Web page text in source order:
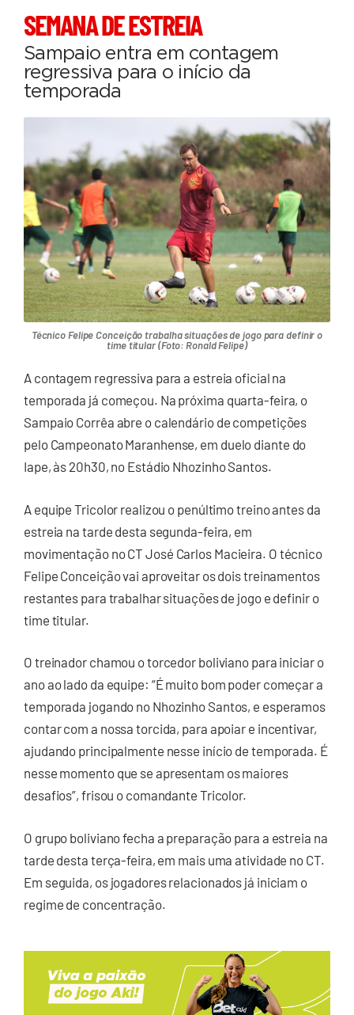
SEMANA DE ESTREIA
Sampaio entra em contagem
regressiva para o início da
temporada
Técnico Felipe Conceição trabalha situações de jogo para definir o
time titular (Foto: Ronald Felipe)
A contagem regressiva para a estreia oficial na
temporada já começou. Na próxima quarta-feira, o
Sampaio Corrêa abre o calendário de competições
pelo Campeonato Maranhense, em duelo diante do
Iape, às 20h30, no Estádio Nhozinho Santos.
A equipe Tricolor realizou o penúltimo treino antes da
estreia na tarde desta segunda-feira, em
movimentação no CT José Carlos Macieira. O técnico
Felipe Conceição vai aproveitar os dois treinamentos
restantes para trabalhar situações de jogo e definir o
time titular.
O treinador chamou o torcedor boliviano para iniciar o
ano ao lado da equipe: “É muito bom poder começar a
temporada jogando no Nhozinho Santos, e esperamos
contar com a nossa torcida, para apoiar e incentivar,
ajudando principalmente nesse início de temporada. É
nesse momento que se apresentam os maiores
desafios”, frisou o comandante Tricolor.
O grupo boliviano fecha a preparação para a estreia na
tarde desta terça-feira, em mais uma atividade no CT.
Em seguida, os jogadores relacionados já iniciam o
regime de concentração.